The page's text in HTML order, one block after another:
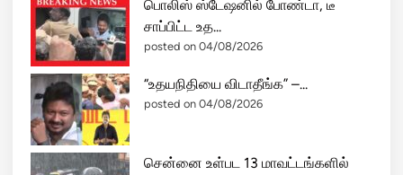
பொலிஸ் ஸ்டேஷனில் போண்டா, டீ
சாப்பிட்ட உத...
posted on 04/08/2026
“உதயநிதியை விடாதீங்க” –...
posted on 04/08/2026
சென்னை உள்பட 13 மாவட்டங்களில்